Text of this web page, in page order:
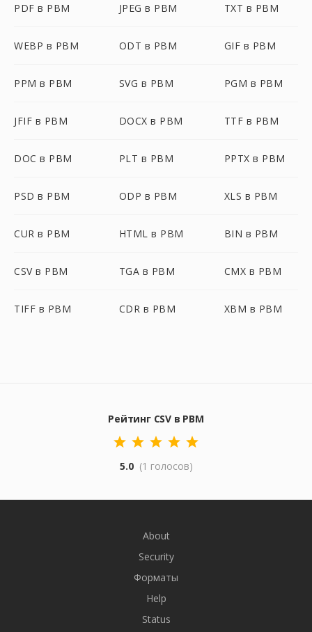
PDF в PBM JPEG в PBM TXT в PBM
WEBP в PBM ODT в PBM GIF в PBM
PPM в PBM SVG в PBM PGM в PBM
JFIF в PBM DOCX в PBM TTF в PBM
DOC в PBM PLT в PBM PPTX в PBM
PSD в PBM ODP в PBM XLS в PBM
CUR в PBM HTML в PBM BIN в PBM
CSV в PBM TGA в PBM CMX в PBM
TIFF в PBM CDR в PBM XBM в PBM
Рейтинг CSV в PBM
5.0 (1 голосов)
About
Security
Форматы
Help
Status